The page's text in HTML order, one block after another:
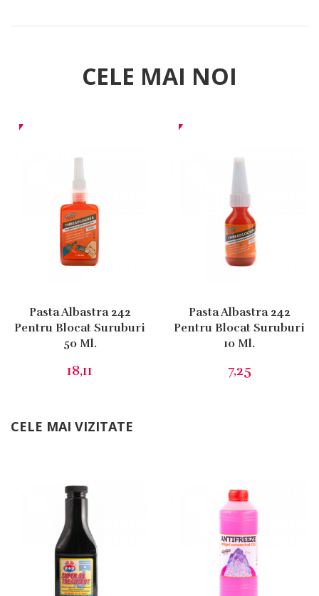
Pasta Albastra 242
Pentru Blocat Suruburi
50 Ml.
Pasta Albastra 242
Pentru Blocat Suruburi
10 Ml.
CELE MAI VIZITATE
ADITIV DE ULEI Liq(
355 Ml)
ANTIGEL
CONCENTRAT ROSU 1L
G12 ( -37ºC)